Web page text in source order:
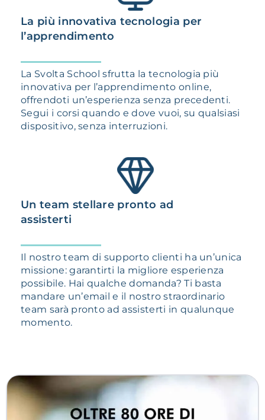
La più innovativa tecnologia per
l’apprendimento
La Svolta School sfrutta la tecnologia più
innovativa per l’apprendimento online,
offrendoti un’esperienza senza precedenti.
Segui i corsi quando e dove vuoi, su qualsiasi
dispositivo,senza interruzioni.
Un team stellare pronto ad
assisterti
Il nostro team di supporto clienti ha un’unica
missione: garantirti la migliore esperienza
possibile. Hai qualche domanda? Ti basta
mandare un’email e il nostro straordinario
team sarà pronto ad assisterti in qualunque
momento.